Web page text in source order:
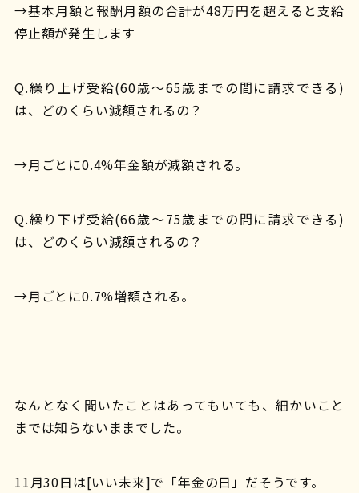
→基本月額と報酬月額の合計が48万円を超えると支給
停止額が発生します
Q.繰り上げ受給(60歳〜65歳までの間に請求できる)
は、どのくらい減額されるの？
→月ごとに0.4%年金額が減額される。
Q.繰り下げ受給(66歳〜75歳までの間に請求できる)
は、どのくらい減額されるの？
→月ごとに0.7%増額される。
なんとなく聞いたことはあってもいても、細かいこと
までは知らないままでした。
11月30日は[いい未来]で「年金の日」だそうです。